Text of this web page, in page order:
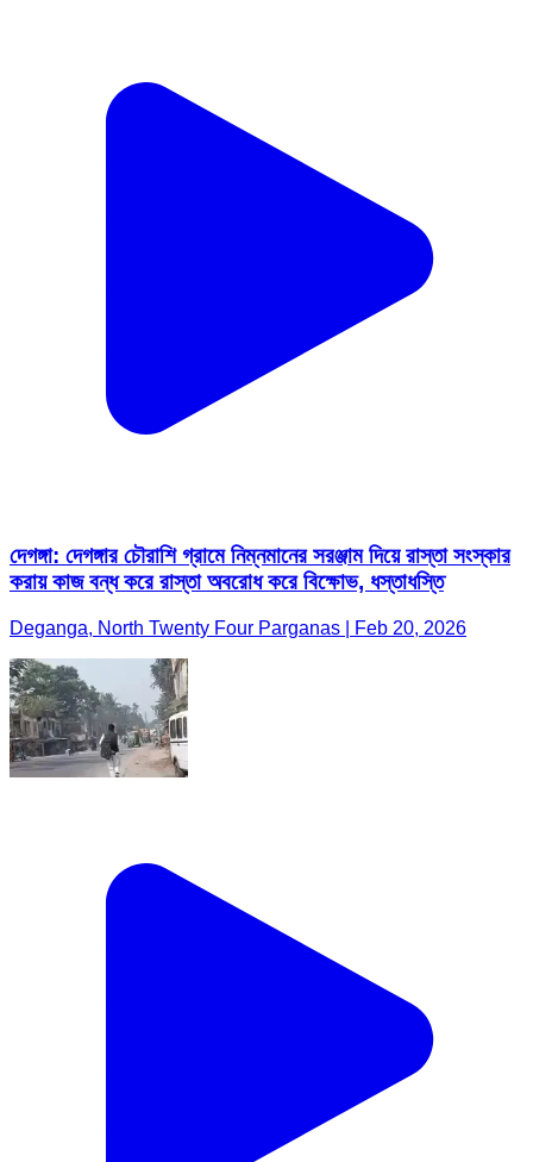
দেগঙ্গা: দেগঙ্গার চৌরাশি গ্রামে নিম্নমানের সরঞ্জাম দিয়ে রাস্তা সংস্কার
করায় কাজ বন্ধ করে রাস্তা অবরোধ করে বিক্ষোভ, ধস্তাধস্তি
Deganga, North Twenty Four Parganas | Feb 20, 2026